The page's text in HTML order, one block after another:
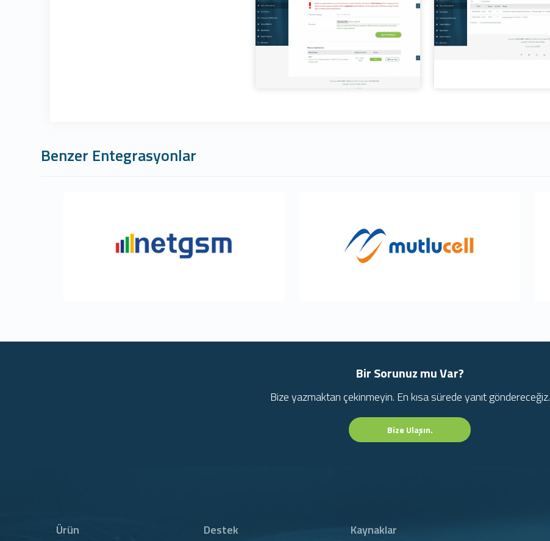
Benzer Entegrasyonlar
Bir Sorunuz mu Var?
Bize yazmaktan çekinmeyin. En kısa sürede yanıt göndereceğiz.
Bize Ulaşın.
Ürün Destek Kaynaklar